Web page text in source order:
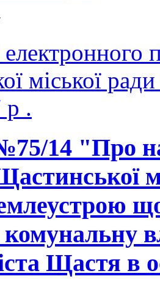
електронного
міської
р .
14 "Про
Щастя в